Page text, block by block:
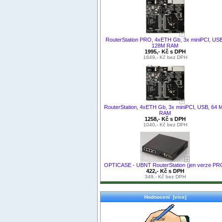
RouterStation PRO, 4xETH Gb, 3x miniPCI,
128M RAM
1995,- Kč s DPH
1649,- Kč bez DPH
RouterStation, 4xETH Gb, 3x miniPCI, USB, 64
RAM
1258,- Kč s DPH
1040,- Kč bez DPH
OPTICASE - UBNT RouterStation (jen verze
422,- Kč s DPH
349,- Kč bez DPH
Hodnocení [více]